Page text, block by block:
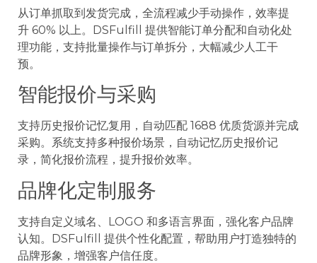
从订单抓取到发货完成，全流程减少手动操作，效率提
升 60% 以上。DSFulfill 提供智能订单分配和自动化处
理功能，支持批量操作与订单拆分，大幅减少人工干
预。
智能报价与采购
支持历史报价记忆复用，自动匹配 1688 优质货源并完成
采购。系统支持多种报价场景，自动记忆历史报价记
录，简化报价流程，提升报价效率。
品牌化定制服务
支持自定义域名、LOGO 和多语言界面，强化客户品牌
认知。DSFulfill 提供个性化配置，帮助用户打造独特的
品牌形象，增强客户信任度。